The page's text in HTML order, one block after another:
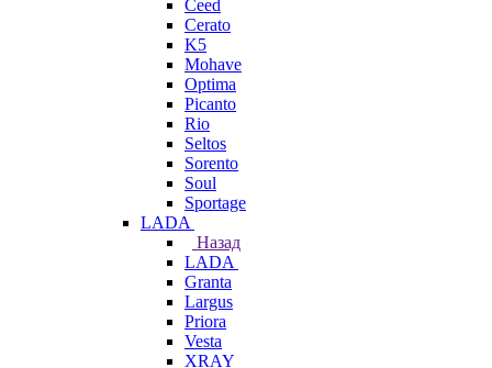
Ceed
Cerato
K5
Mohave
Optima
Picanto
Rio
Seltos
Sorento
Soul
Sportage
LADA
Назад
LADA
Granta
Largus
Priora
Vesta
XRAY